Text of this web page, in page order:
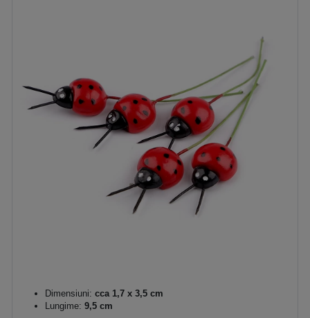
Dimensiuni: cca 1,7 x 3,5 cm
Lungime: 9,5 cm